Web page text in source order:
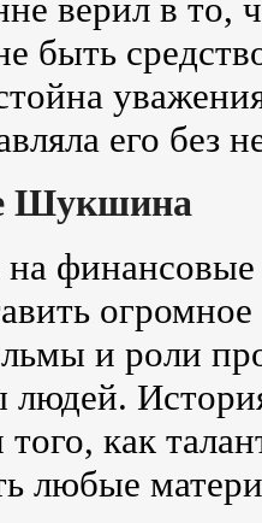
верил в то,
быть
его без
Шукшина
на
и роли
людей.
как
любые